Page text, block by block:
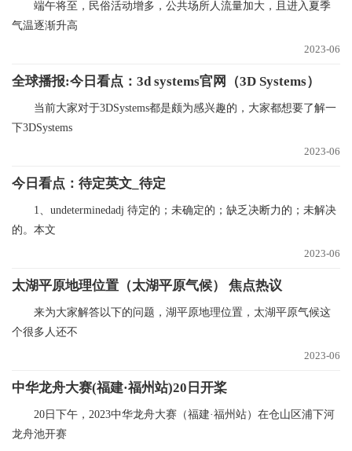
端午将至，民俗活动增多，公共场所人流量加大，且进入夏季
气温逐渐升高
2023-06
全球播报:今日看点：3d systems官网（3D Systems）
当前大家对于3DSystems都是颇为感兴趣的，大家都想要了解一
下3DSystems
2023-06
今日看点：待定英文_待定
1、undeterminedadj 待定的；未确定的；缺乏决断力的；未解决
的。本文
2023-06
太湖平原地理位置（太湖平原气候） 焦点热议
来为大家解答以下的问题，湖平原地理位置，太湖平原气候这
个很多人还不
2023-06
中华龙舟大赛(福建·福州站)20日开桨
20日下午，2023中华龙舟大赛（福建·福州站）在仓山区浦下河
龙舟池开赛